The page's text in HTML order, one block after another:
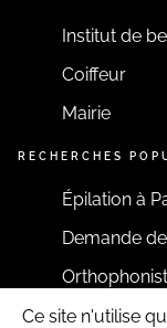
Institut de
Coiffeur
Mairie
RECHERCHES
Épilation à
Demande
RESTONS
Ce site n'utilise